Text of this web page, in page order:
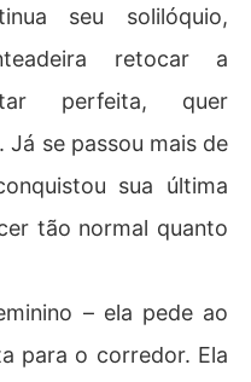
seu solilóquio,
retocar a
perfeita, quer
Já se passou mais de
sua última
tão normal quanto
– ela pede ao
para o corredor. Ela